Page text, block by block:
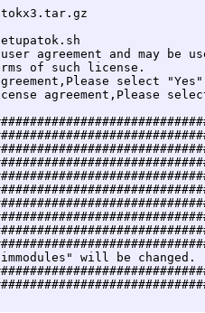
agreement and may be
of such license.
select
agreement,Please
will be changed.